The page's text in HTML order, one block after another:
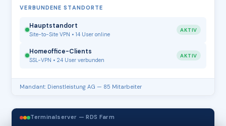
VERBUNDENE STANDORTE
Hauptstandort
Site-to-Site VPN • 14 User online
AKTIV
Homeoffice-Clients
SSL-VPN • 24 User verbunden
AKTIV
Mandant: Dienstleistung AG — 85 Mitarbeiter
Terminalserver — RDS Farm